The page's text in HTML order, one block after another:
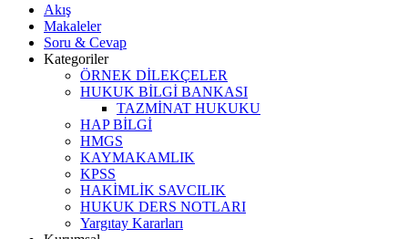
Akış
Makaleler
Soru & Cevap
Kategoriler
ÖRNEK DİLEKÇELER
HUKUK BİLGİ BANKASI
TAZMİNAT HUKUKU
HAP BİLGİ
HMGS
KAYMAKAMLIK
KPSS
HAKİMLİK SAVCILIK
HUKUK DERS NOTLARI
Yargıtay Kararları